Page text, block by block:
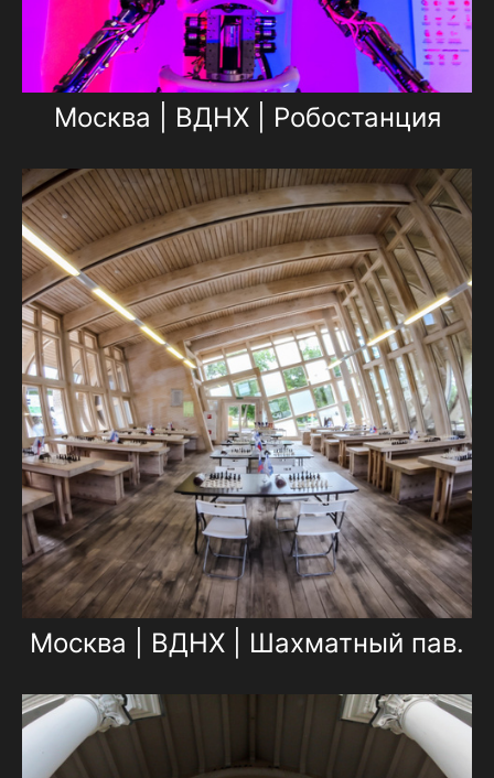
Москва | ВДНХ | Робостанция
Москва | ВДНХ | Шахматный пав.